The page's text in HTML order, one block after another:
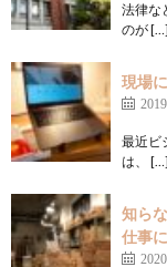
法律な
のが
現場
最近ビ
は、
知ら
仕事